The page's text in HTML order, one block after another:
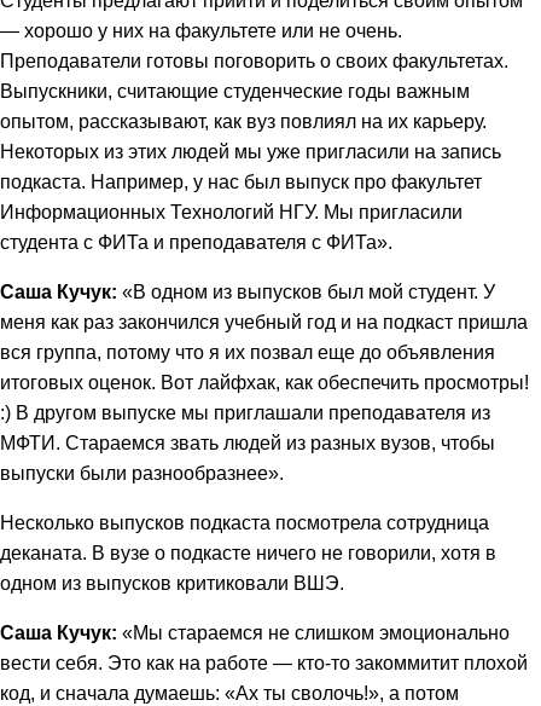
— хорошо у них на факультете или не очень.
Преподаватели готовы поговорить о своих факультетах.
Выпускники, считающие студенческие годы важным
опытом, рассказывают, как вуз повлиял на их карьеру.
Некоторых из этих людей мы уже пригласили на запись
подкаста. Например, у нас был выпуск про факультет
Информационных Технологий НГУ. Мы пригласили
студента с ФИТа и преподавателя с ФИТа».
Саша Кучук: «В одном из выпусков был мой студент. У
меня как раз закончился учебный год и на подкаст пришла
вся группа, потому что я их позвал еще до объявления
итоговых оценок. Вот лайфхак, как обеспечить просмотры!
:) В другом выпуске мы приглашали преподавателя из
МФТИ. Стараемся звать людей из разных вузов, чтобы
выпуски были разнообразнее».
Несколько выпусков подкаста посмотрела сотрудница
деканата. В вузе о подкасте ничего не говорили, хотя в
одном из выпусков критиковали ВШЭ.
Саша Кучук: «Мы стараемся не слишком эмоционально
вести себя. Это как на работе — кто-то закоммитит плохой
код, и сначала думаешь: «Ах ты сволочь!», а потом